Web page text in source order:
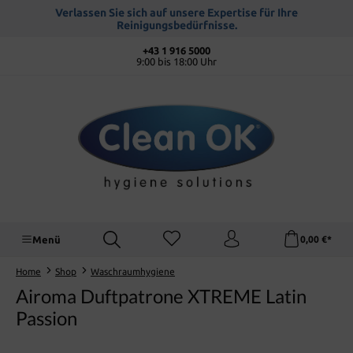
springenVerlassen Sie sich auf unsere Expertise für Ihre
Reinigungsbedürfnisse.
+43 1 916 5000
9:00 bis 18:00 Uhr
Menü 0,00 €*
Home Shop Waschraumhygiene
Airoma Duftpatrone XTREME Latin
Passion